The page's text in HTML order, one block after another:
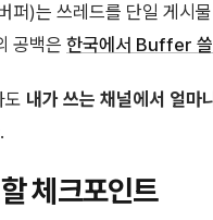
)는 쓰레드를 단일 게시
공백은 한국에서 Buffer 쓸
도 내가 쓰는 채널에서 얼마
체크포인트